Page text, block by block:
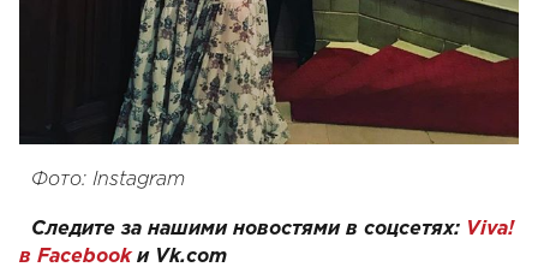
Фото: Instagram
Следите за нашими новостями в соцсетях: Viva!
в Facebookи Vk.com